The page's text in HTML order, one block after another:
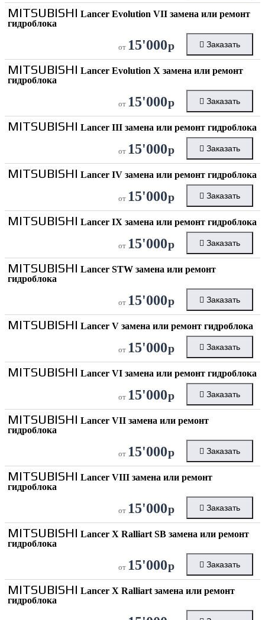
MITSUBISHI Lancer Evolution VII замена или ремонт
гидроблока
от 15'000р Заказать
MITSUBISHI Lancer Evolution X замена или ремонт
гидроблока
от 15'000р Заказать
MITSUBISHI Lancer III замена или ремонт гидроблока
от 15'000р Заказать
MITSUBISHI Lancer IV замена или ремонт гидроблока
от 15'000р Заказать
MITSUBISHI Lancer IX замена или ремонт гидроблока
от 15'000р Заказать
MITSUBISHI Lancer STW замена или ремонт
гидроблока
от 15'000р Заказать
MITSUBISHI Lancer V замена или ремонт гидроблока
от 15'000р Заказать
MITSUBISHI Lancer VI замена или ремонт гидроблока
от 15'000р Заказать
MITSUBISHI Lancer VII замена или ремонт
гидроблока
от 15'000р Заказать
MITSUBISHI Lancer VIII замена или ремонт
гидроблока
от 15'000р Заказать
MITSUBISHI Lancer X Ralliart SB замена или ремонт
гидроблока
от 15'000р Заказать
MITSUBISHI Lancer X Ralliart замена или ремонт
гидроблока